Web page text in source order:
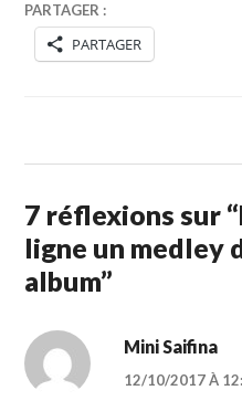
PARTAGER :
PARTAGER
7 réflexions sur “
ligne un medley
album”
Mini Saifina
12/10/2017 À